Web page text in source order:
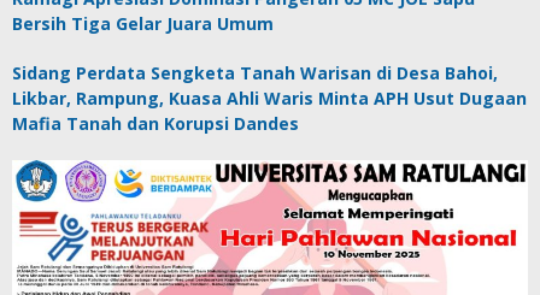
Bersih Tiga Gelar Juara Umum
Sidang Perdata Sengketa Tanah Warisan di Desa Bahoi,
Likbar, Rampung, Kuasa Ahli Waris Minta APH Usut Dugaan
Mafia Tanah dan Korupsi Dandes